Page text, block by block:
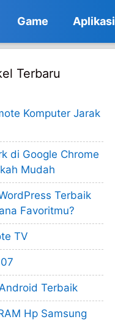
Game Aplikasi
Terbaru
Komputer Jarak
di Google Chrome
Mudah
Terbaik
Favoritmu?
TV
Terbaik
Hp Samsung